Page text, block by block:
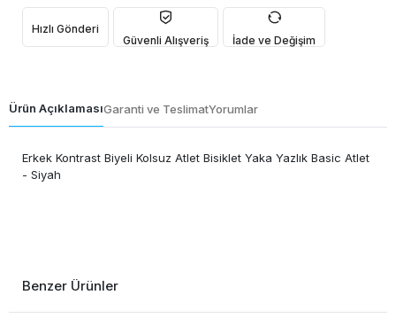
Hızlı Gönderi
Güvenli Alışveriş
İade ve Değişim
Ürün AçıklamasıGaranti ve TeslimatYorumlar
Erkek Kontrast Biyeli Kolsuz Atlet Bisiklet Yaka Yazlık Basic Atlet
- Siyah
Benzer Ürünler